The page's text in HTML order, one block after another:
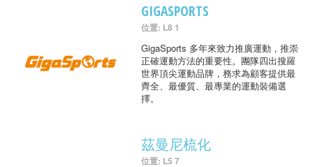
GIGASPORTS
位置: L8 1
GigaSports 多年來致力推廣運動，推崇
正確運動方法的重要性。團隊四出搜羅
世界頂尖運動品牌，務求為顧客提供最
齊全、最優質、最專業的運動裝備選
擇。
茲曼尼梳化
位置: L5 7